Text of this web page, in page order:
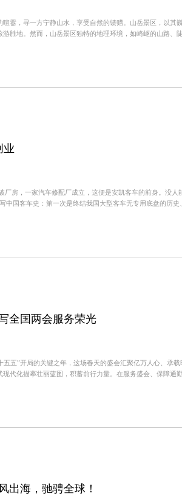
嚣，寻一方宁静山水，享受自然的馈赠。山岳景区，以其
胜地。然而，山岳景区独特的地理环境，如崎岖的山路、陡
业
房，一家汽车修配厂成立，这便是安凯客车的前身。没人
中国客车史：第一次是终结我国大型客车无专用底盘的历史
全国两会服务荣光
五”开局的关键之年，这场春天的盛会汇聚亿万人心、承
代化描摹壮丽蓝图，积蓄前行力量。在服务盛会、保障通勤
出海，驰骋全球！